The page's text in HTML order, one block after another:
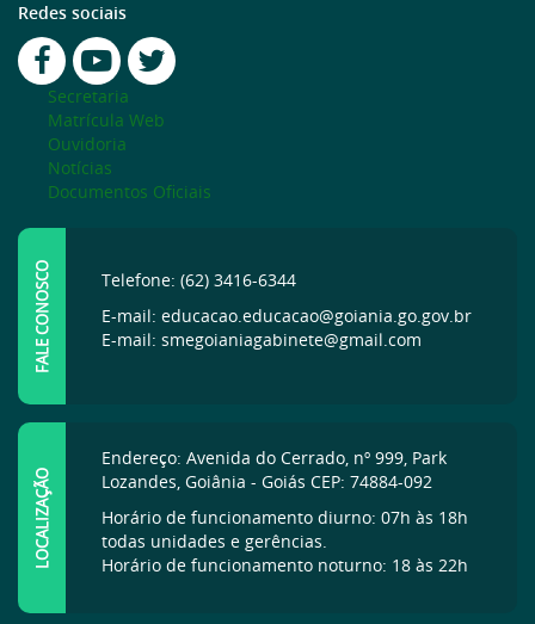
Redes sociais
Secretaria
Matrícula Web
Ouvidoria
Notícias
Documentos Oficiais
FALE CONOSCO
Telefone: (62) 3416-6344
E-mail: educacao.educacao@goiania.go.gov.br
E-mail: smegoianiagabinete@gmail.com
LOCALIZAÇÃO
Endereço: Avenida do Cerrado, nº 999, Park
Lozandes, Goiânia - Goiás CEP: 74884-092
Horário de funcionamento diurno: 07h às 18h
todas unidades e gerências.
Horário de funcionamento noturno: 18 às 22h